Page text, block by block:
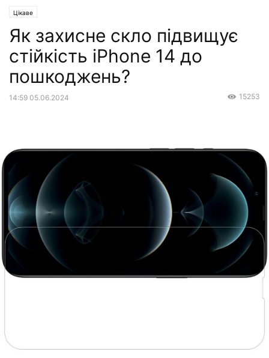
Цікаве
Як захисне скло підвищує
стійкість iPhone 14 до
пошкоджень?
14:59 05.06.2024 15253